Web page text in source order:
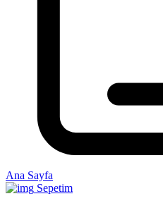
Ana Sayfa
Sepetim